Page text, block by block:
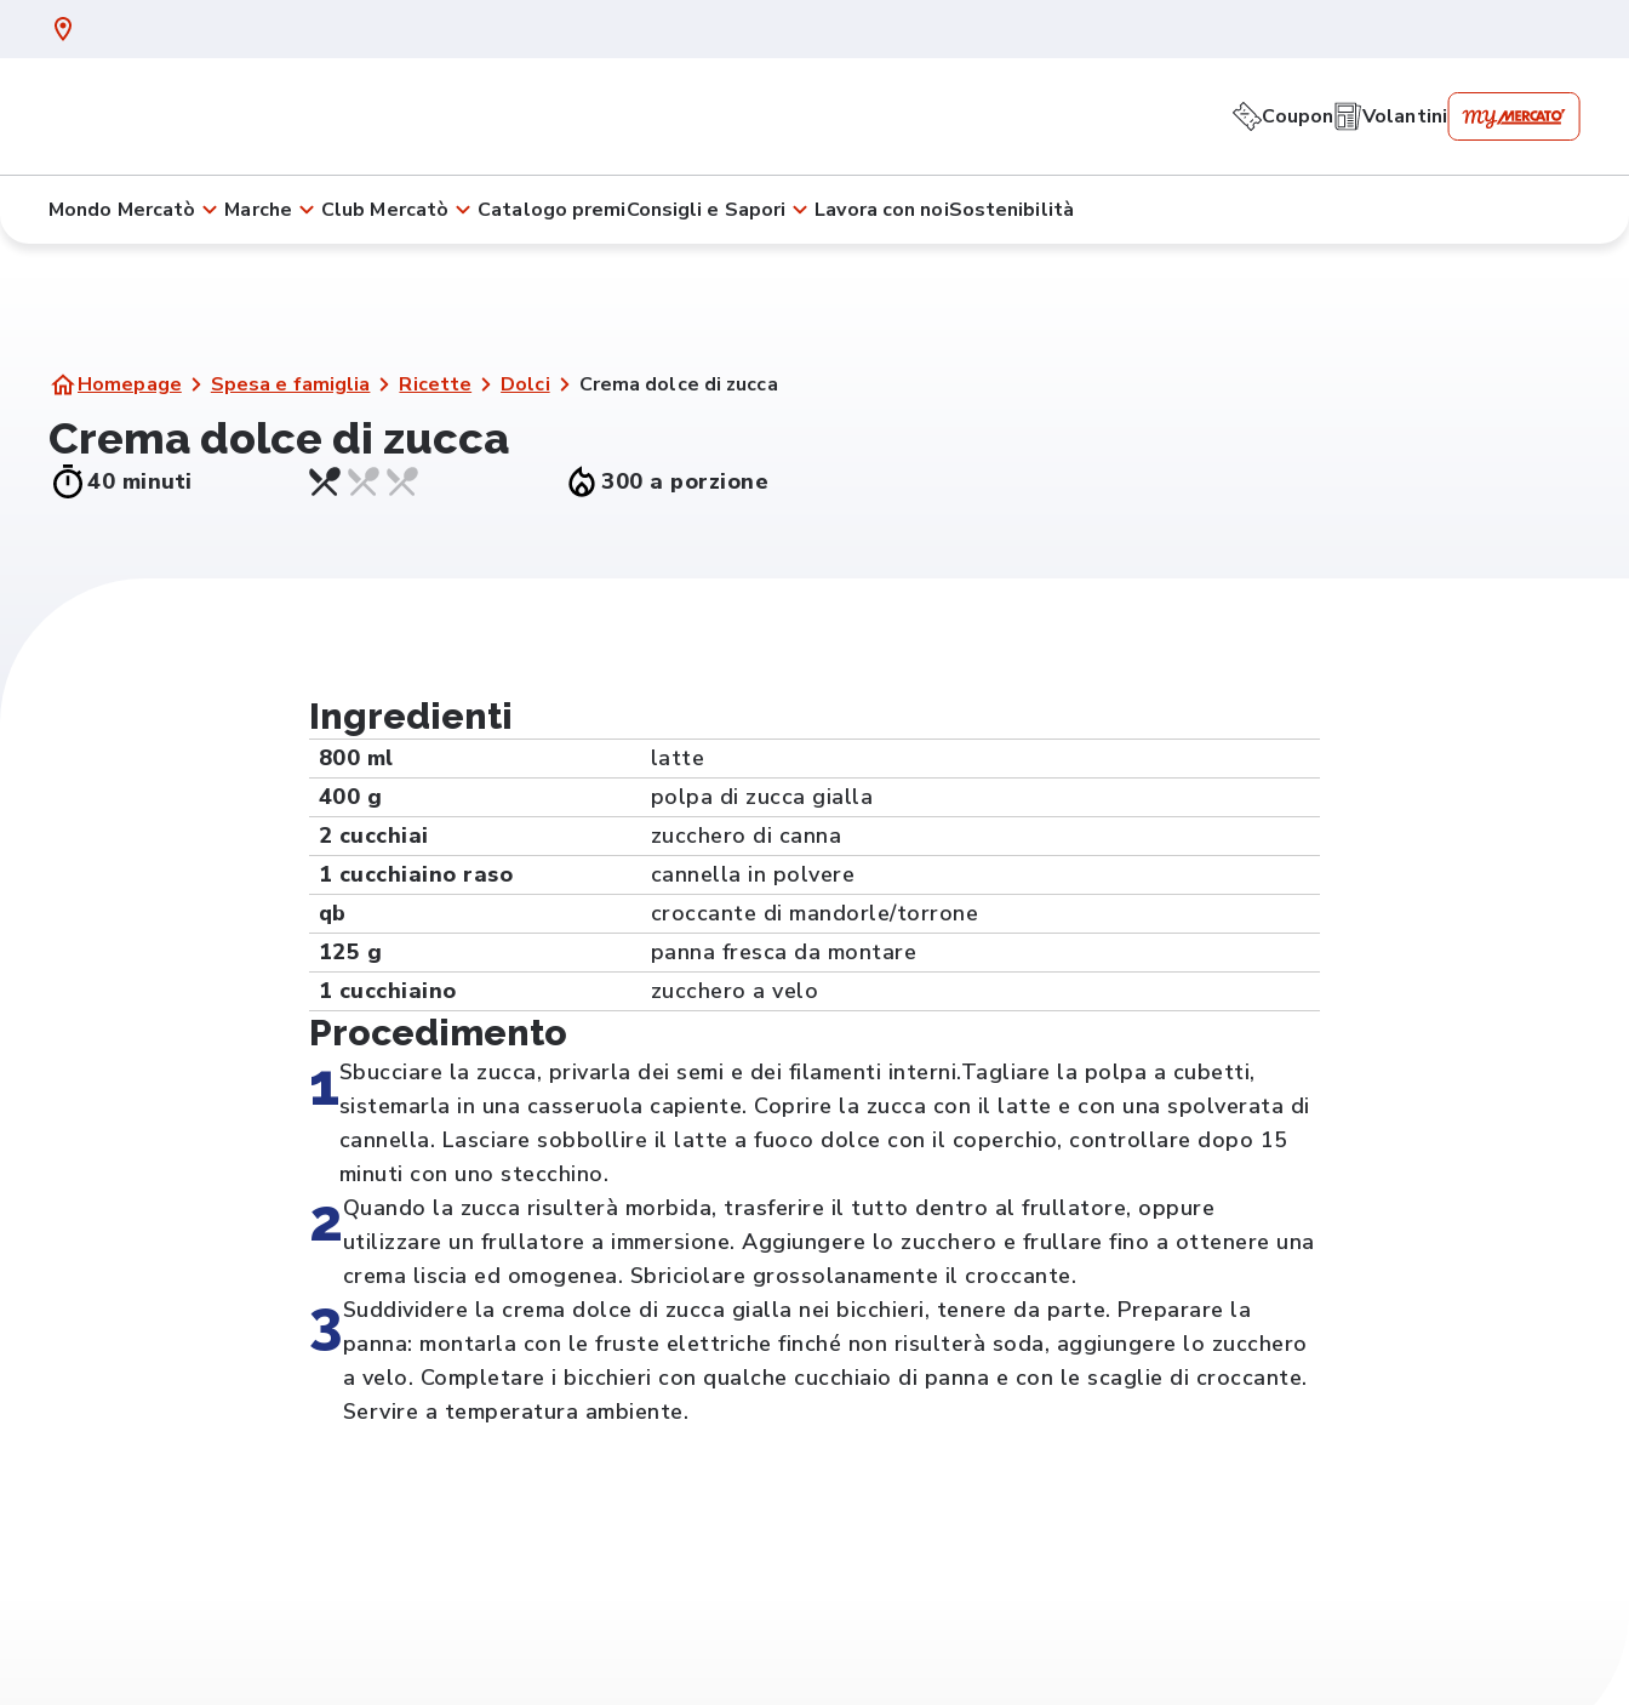
Coupon Volantini
Mondo Mercatò Marche Club Mercatò Catalogo premiConsigli e Sapori Lavora con noiSostenibilità
Homepage Spesa e famiglia Ricette Dolci Crema dolce di zucca
Crema dolce di zucca
40 minuti 300 a porzione
Ingredienti
800 ml
latte
400 g
polpa di zucca gialla
2 cucchiai
zucchero di canna
1 cucchiaino raso
cannella in polvere
qb
croccante di mandorle/torrone
125 g
panna fresca da montare
1 cucchiaino
zucchero a velo
Procedimento
1Sbucciare la zucca, privarla dei semi e dei filamenti interni.Tagliare la polpa a cubetti,
sistemarla in una casseruola capiente. Coprire la zucca con il latte e con una spolverata di
cannella. Lasciare sobbollire il latte a fuoco dolce con il coperchio, controllare dopo 15
minuti con uno stecchino.
2Quando la zucca risulterà morbida, trasferire il tutto dentro al frullatore, oppure
utilizzare un frullatore a immersione. Aggiungere lo zucchero e frullare fino a ottenere una
crema liscia ed omogenea. Sbriciolare grossolanamente il croccante.
3Suddividere la crema dolce di zucca gialla nei bicchieri, tenere da parte. Preparare la
panna: montarla con le fruste elettriche finché non risulterà soda, aggiungere lo zucchero
a velo. Completare i bicchieri con qualche cucchiaio di panna e con le scaglie di croccante.
Servire a temperatura ambiente.